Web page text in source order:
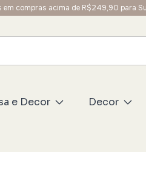
em compras acima de R$249,90 para
e Decor Decor